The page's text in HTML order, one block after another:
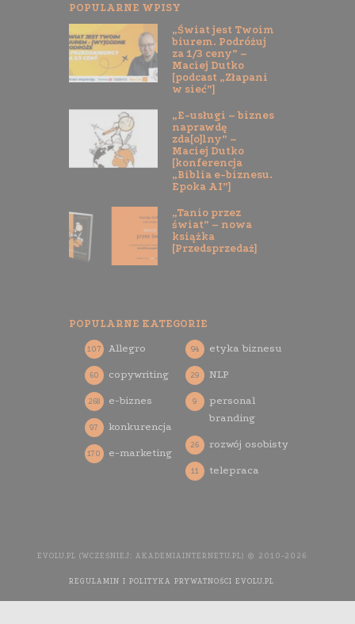
POPULARNE WPISY
„Świat jest Twoim
biurem. Podróżuj
za 1/3 ceny” –
Maciej Dutko
[podcast „Złapani
w sieć”]
„E-usługi – biznes
naprawdę
zda[o]lny” –
Maciej Dutko
[konferencja
„Biblia e-biznesu.
Epoka AI”]
„Tanio przez
świat” – nowa
książka
[Przedsprzedaż]
POPULARNE KATEGORIE
Allegro
107
copywriting
60
e-biznes
268
konkurencja
97
e-marketing
170
etyka biznesu
94
NLP
29
personal
branding
9
rozwój osobisty
26
telepraca
11
EVOLU.PL (WCZEŚNIEJ: AKADEMIAINTERNETU.PL) © 2010-2026
REGULAMIN I POLITYKA PRYWATNOŚCI EVOLU.PL